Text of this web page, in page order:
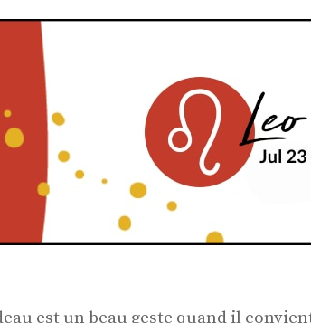
est un beau geste quand il